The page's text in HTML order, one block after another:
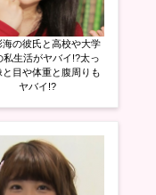
海の彼氏と高校や大学
私生活がヤバイ!?太っ
と目や体重と腹周りも
ヤバイ!?